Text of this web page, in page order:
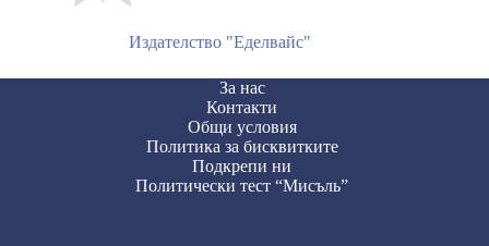
Издателство "Еделвайс"
За нас
Контакти
Общи условия
Политика за бисквитките
Подкрепи ни
Политически тест “Мисъль”